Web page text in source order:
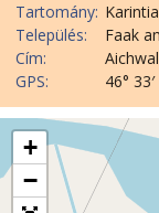
Tartomány: Karintia
Település:
Faak
Cím:
GPS:
46°
+
−